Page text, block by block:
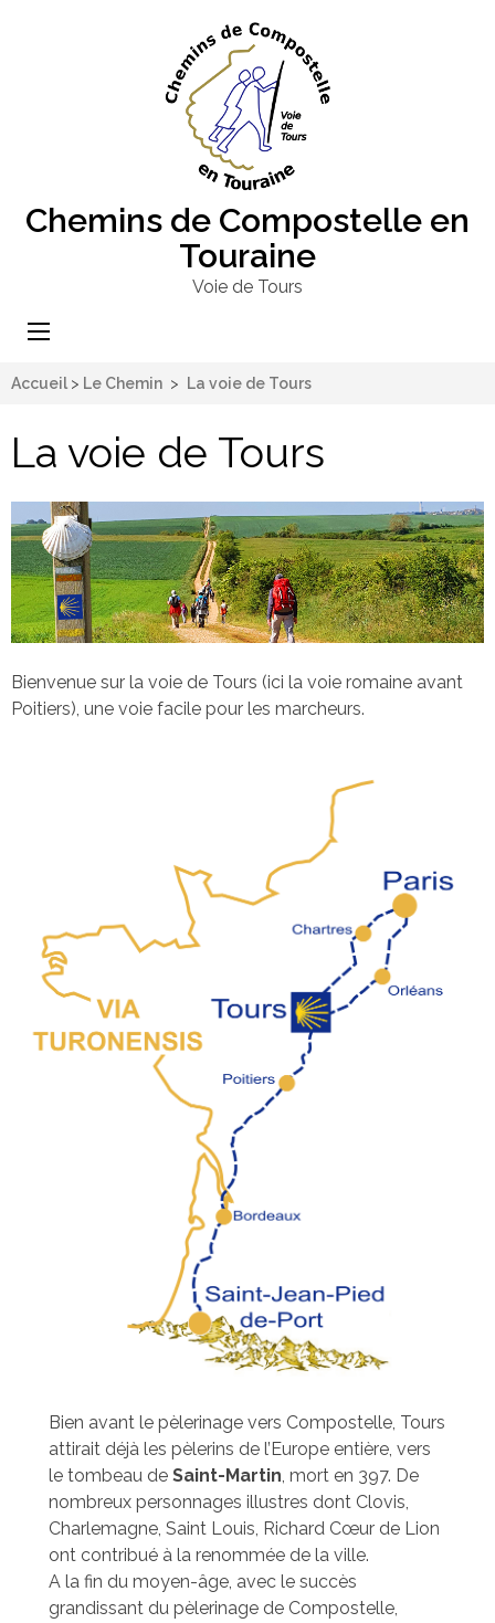
Chemins de Compostelle en
Touraine
Voie de Tours
Accueil > Le Chemin > La voie de Tours
La voie de Tours
Bienvenue sur la voie de Tours (ici la voie romaine avant
Poitiers), une voie facile pour les marcheurs.
Bien avant le pèlerinage vers Compostelle, Tours
attirait déjà les pèlerins de l’Europe entière, vers
le tombeau deSaint-Martin, mort en 397. De
nombreux personnages illustres dont Clovis,
Charlemagne, Saint Louis, Richard Cœur de Lion
ont contribué à la renommée de la ville.
A la fin du moyen-âge, avec le succès
grandissant du pèlerinage de Compostelle,